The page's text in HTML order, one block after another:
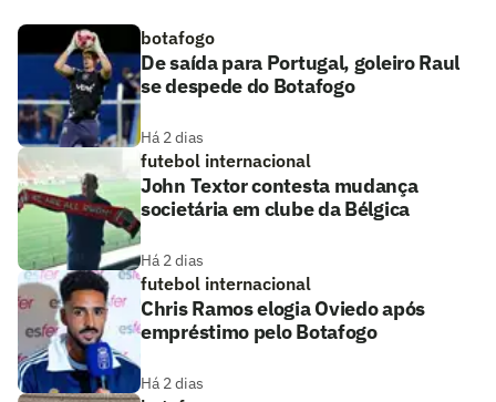
botafogo
De saída para Portugal, goleiro Raul
se despede do Botafogo
Há 2 dias
futebol internacional
John Textor contesta mudança
societária em clube da Bélgica
Há 2 dias
futebol internacional
Chris Ramos elogia Oviedo após
empréstimo pelo Botafogo
Há 2 dias